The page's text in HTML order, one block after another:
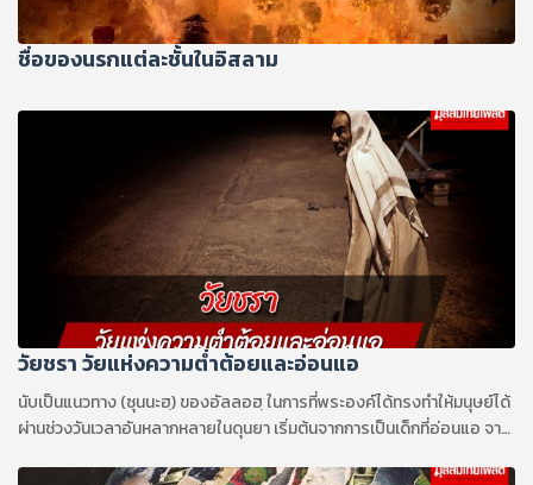
ชื่อของนรกแต่ละชั้นในอิสลาม
วัยชรา วัยแห่งความต่ำต้อยและอ่อนแอ
นับเป็นแนวทาง (ซุนนะฮฺ) ของอัลลอฮฺ ในการที่พระองค์ได้ทรงทำให้มนุษย์ได้
ผ่านช่วงวันเวลาอันหลากหลายในดุนยา เริ่มต้นจากการเป็นเด็กที่อ่อนแอ จาก